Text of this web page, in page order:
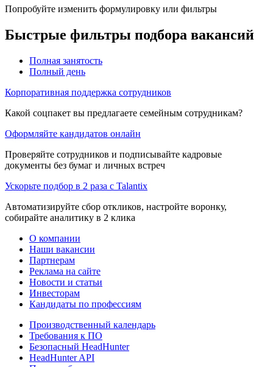
Попробуйте изменить формулировку или фильтры
Быстрые фильтры подбора вакансий
Полная занятость
Полный день
Корпоративная поддержка сотрудников
Какой соцпакет вы предлагаете семейным сотрудникам?
Оформляйте кандидатов онлайн
Проверяйте сотрудников и подписывайте кадровые
документы без бумаг и личных встреч
Ускорьте подбор в 2 раза с Talantix
Автоматизируйте сбор откликов, настройте воронку,
собирайте аналитику в 2 клика
О компании
Наши вакансии
Партнерам
Реклама на сайте
Новости и статьи
Инвесторам
Кандидаты по профессиям
Производственный календарь
Требования к ПО
Безопасный HeadHunter
HeadHunter API